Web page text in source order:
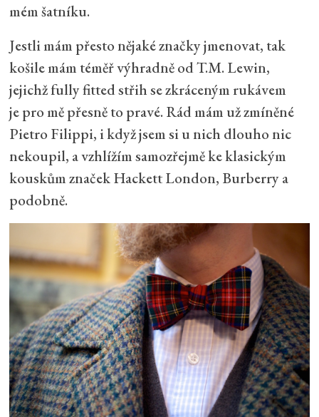
mém šatníku.
Jestli mám přesto nějaké značky jmenovat, tak
košile mám téměř výhradně od T.M. Lewin,
jejichž fully fitted střih se zkráceným rukávem
je pro mě přesně to pravé. Rád mám už zmíněné
Pietro Filippi, i když jsem si u nich dlouho nic
nekoupil, a vzhlížím samozřejmě ke klasickým
kouskům značek Hackett London, Burberry a
podobně.